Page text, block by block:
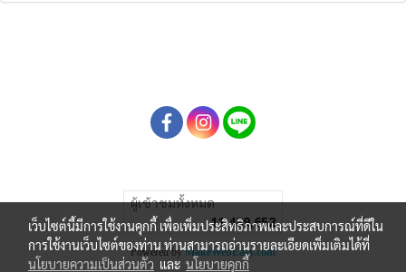
ผู้เข้าชมทั้งหมด
11,489,652
Powered byMakeWebEasy.com
เว็บไซต์นี้มีการใช้งานคุกกี้ เพื่อเพิ่มประสิทธิภาพและประสบการณ์ที่ดีใน
การใช้งานเว็บไซต์ของท่าน ท่านสามารถอ่านรายละเอียดเพิ่มเติมได้ที่
นโยบายความเป็นส่วนตัว และ นโยบายคุกกี้